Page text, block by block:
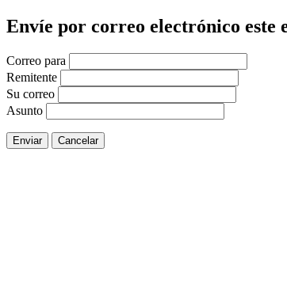
Envíe por correo electrónico este
Correo para
Remitente
Su correo
Asunto
Enviar Cancelar